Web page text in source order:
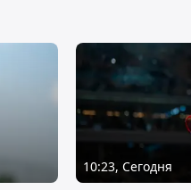
10:23, Сегодня